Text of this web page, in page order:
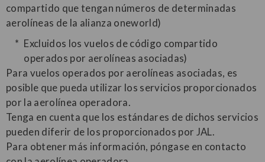
compartido que tengan números de determinadas
aerolíneas de la alianza oneworld)
Excluidos los vuelos de código compartido
operados por aerolíneas asociadas)
Para vuelos operados por aerolíneas asociadas, es
posible que pueda utilizar los servicios proporcionados
por la aerolínea operadora.
Tenga en cuenta que los estándares de dichos servicios
pueden diferir de los proporcionados por JAL.
Para obtener más información, póngase en contacto